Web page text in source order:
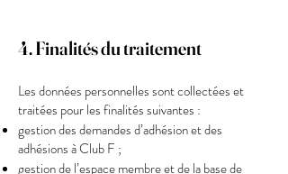
4. Finalités du traitement
Les données personnelles sont collectées et
traitées pour les finalités suivantes :
gestion des demandes d’adhésion et des
adhésions à Club F ;
gestion de l’espace membre et de la base de